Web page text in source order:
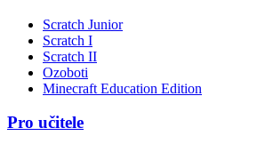
Scratch Junior
Scratch I
Scratch II
Ozoboti
Minecraft Education Edition
Pro učitele